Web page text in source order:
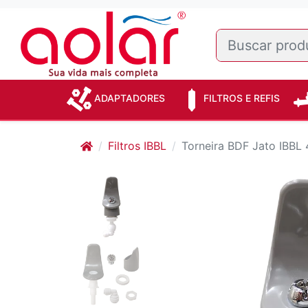
ADAPTADORES FILTROS E REFIS
Filtros IBBL Torneira BDF Jato IBBL